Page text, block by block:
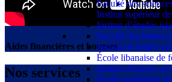
Faculté des
Institut supérieur
Institut d’études
Faculté des lettres
Institut de lettres
École libanaise de
Institut d’études
École supérieure
Aides financières et bourses
Nos services